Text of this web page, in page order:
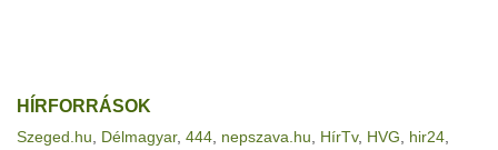
HÍRFORRÁSOK
Szeged.hu Délmagyar, 444 nepszava.hu HírTv, HVG hir24